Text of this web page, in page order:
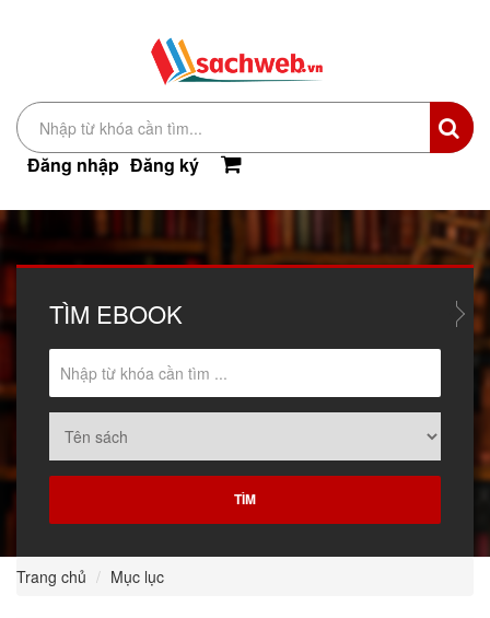
Đăng nhập Đăng ký
TÌM EBOOK
Trang chủ Mục lục